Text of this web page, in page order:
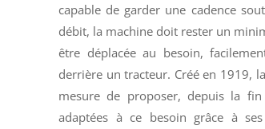
capable de garder une cadence
débit, la machine doit rester un
être déplacée au besoin,
derrière un tracteur. Créé en 1919,
mesure de proposer, depuis la
adaptées à ce besoin grâce à